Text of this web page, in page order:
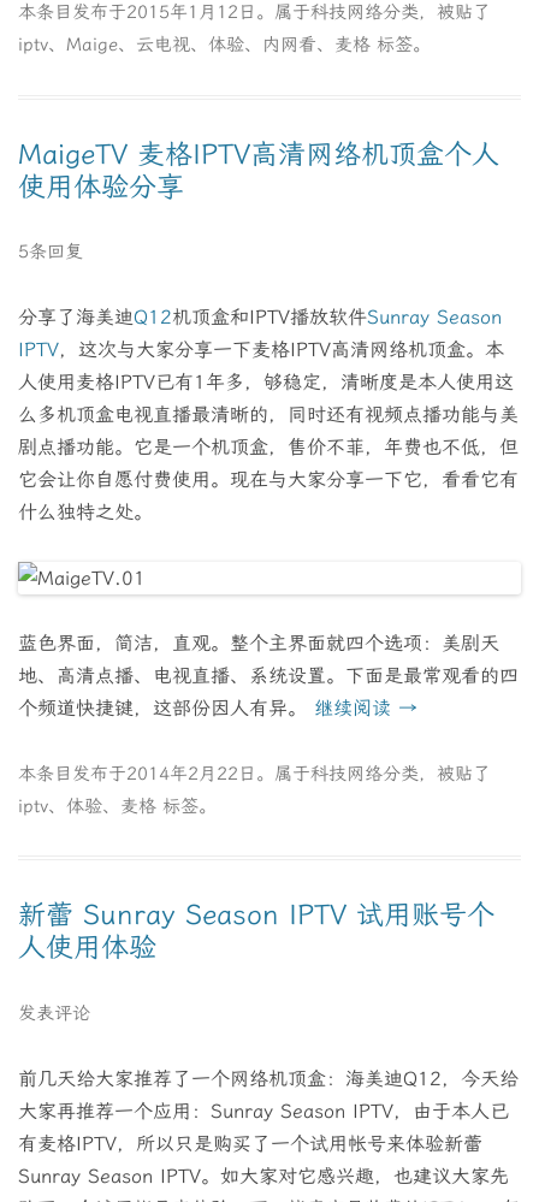
本条目发布于2015年1月12日 。属于科技网络分类，被贴了
iptv、 Maige、 云电视、 体验、 内网看、 麦格 标签。
MaigeTV 麦格IPTV高清网络机顶盒个人
使用体验分享
5条回复
分享了海美迪Q12机顶盒和IPTV播放软件Sunray Season
IPTV，这次与大家分享一下麦格IPTV高清网络机顶盒。本
人使用麦格IPTV已有1年多，够稳定，清晰度是本人使用这
么多机顶盒电视直播最清晰的，同时还有视频点播功能与美
剧点播功能。它是一个机顶盒，售价不菲，年费也不低，但
它会让你自愿付费使用。现在与大家分享一下它，看看它有
什么独特之处。
蓝色界面，简洁，直观。整个主界面就四个选项：美剧天
地、高清点播、电视直播、系统设置。下面是最常观看的四
个频道快捷键，这部份因人有异。 继续阅读 →
本条目发布于2014年2月22日 。属于科技网络分类，被贴了
iptv、 体验、 麦格 标签。
新蕾 Sunray Season IPTV 试用账号个
人使用体验
发表评论
前几天给大家推荐了一个网络机顶盒：海美迪Q12，今天给
大家再推荐一个应用：Sunray Season IPTV，由于本人已
有麦格IPTV，所以只是购买了一个试用帐号来体验新蕾
Sunray Season IPTV。如大家对它感兴趣，也建议大家先